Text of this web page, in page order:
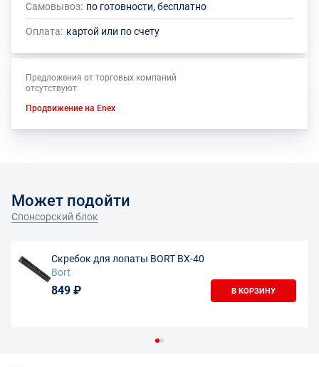
Самовывоз: по готовности, бесплатно
Оплата: картой или по счету
Предложения от торговых компаний
отсутствуют
Продвижение на Enex
Может подойти
Спонсорский блок
Скребок для лопаты BORT BX-40
Bort
849 ₽ В КОРЗИНУ